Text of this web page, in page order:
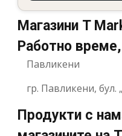
Магазини T
Работно
Павликени
гр. Павликени, бул.
Продукти с